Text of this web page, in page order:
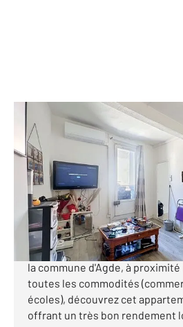
AGDE 34
35,20 m , 2 pièces
Ref : 4830
Appartement T2 à vendre
69 000 €
*** À vendre Appartement T2
excellente rentabilité Agde ***
la commune d'Agde, à
toutes les commodités
écoles), découvrez cet
offrant un très bon rendement